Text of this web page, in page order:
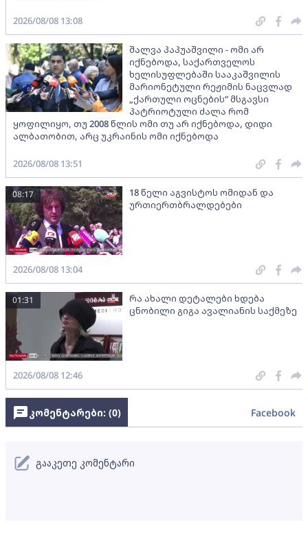
2026/08/08 13:08
შალვა პაპუაშვილი - ომი არ
იქნებოდა, საქართველოს
ხელისუფლებაში სააკაშვილის
მარიონეტული რეჟიმის ნაცვლად
„ქართული ოცნების“ მსგავსი
პატრიოტული ძალა რომ
ყოფილიყო, თუ 2008 წლის ომი თუ არ იქნებოდა, დიდი
ალბათობით, არც უკრაინის ომი იქნებოდა
2026/08/08 13:51
18 წელი აგვისტოს ომიდან და
ურთიერთბრალდებები
08:17
2026/08/08 13:04
რა ახალი დეტალები ხდება
ცნობილი გიგა ავალიანის საქმეზე
01:31
2026/08/08 12:46
კომენტარები: (0) Facebook
გააკეთე კომენტარი